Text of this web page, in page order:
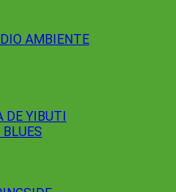
AMBIENTE
DE YIBUTI